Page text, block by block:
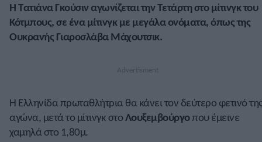
Η Τατιάνα Γκούσιν αγωνίζεται την Τετάρτη στο μίτινγκ του
Κότμπους, σε ένα μίτινγκ με μεγάλα ονόματα, όπως της
Ουκρανής Γιαροσλάβα Μάχουτσικ.
Η Ελληνίδα πρωταθλήτρια θα κάνει τον δεύτερο φετινό
αγώνα, μετά το μίτινγκ στοΛουξεμβούργοπου έμεινε
χαμηλά στο 1,80μ.